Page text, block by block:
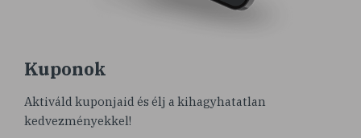
Kuponok
Aktiváld kuponjaid és élj a kihagyhatatlan
kedvezményekkel!